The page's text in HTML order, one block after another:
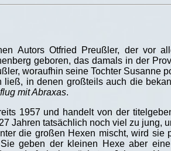
Autors Otfried Preußler, der vor
geboren, das damals in der
woraufhin seine Tochter Susanne
ließ, in denen großteils auch die
mit Abraxas.
1957 und handelt von der
Jahren tatsächlich noch viel zu jung,
die großen Hexen mischt, wird sie
geben der kleinen Hexe aber